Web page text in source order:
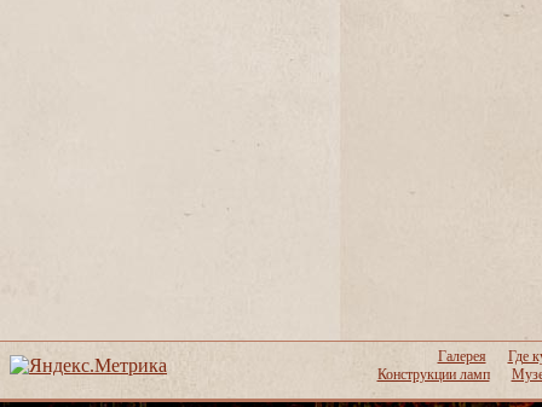
Галерея
Где
Конструкции ламп